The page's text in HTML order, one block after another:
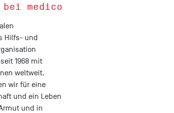
bei medico
Hilfs- und
1968 mit
weltweit.
wir für eine
und ein Leben
und in